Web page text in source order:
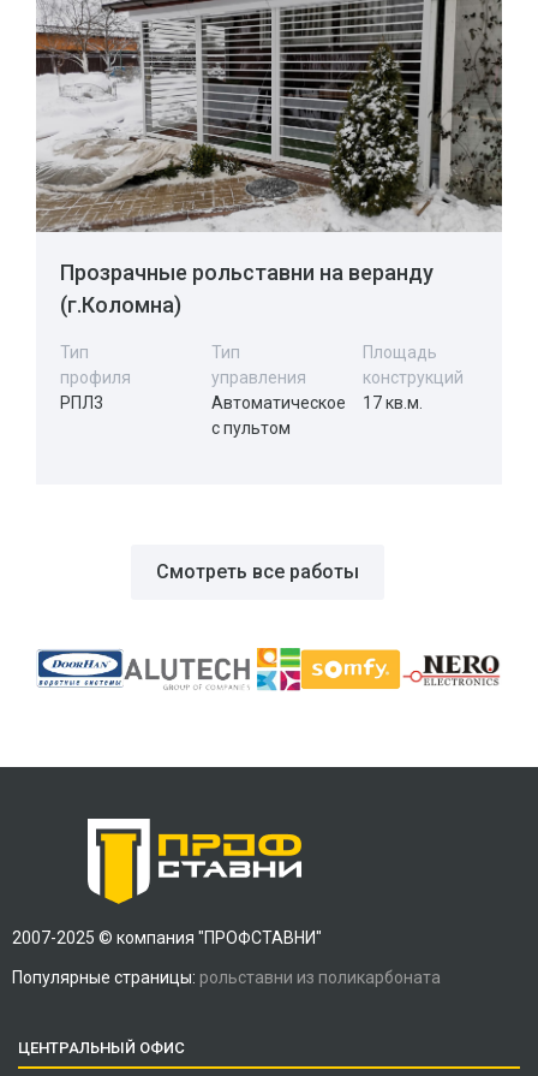
Прозрачные рольставни на веранду
(г.Коломна)
Тип
профиля
Тип
управления
Площадь
конструкций
РПЛ3
Автоматическое
с пультом
17 кв.м.
Смотреть все работы
2007-2025 © компания "ПРОФСТАВНИ"
Популярные страницы: рольставни из поликарбоната
ЦЕНТРАЛЬНЫЙ ОФИС